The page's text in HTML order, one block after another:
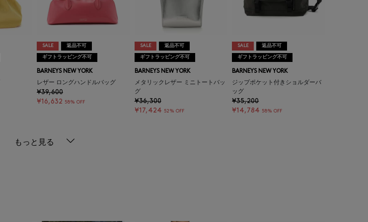
SALE 返品不可
ギフトラッピング不可
BARNEYS NEW YORK
レザー ロングハンドルバッグ
¥39,600
¥16,632 58% OFF
SALE 返品不可
ギフトラッピング不可
BARNEYS NEW YORK
メタリックレザー ミニトートバッ
グ
¥36,300
¥17,424 52% OFF
SALE 返品不可
ギフトラッピング不可
BARNEYS NEW YORK
ジップポケット付きショルダーバ
ッグ
¥35,200
¥14,784 58% OFF
もっと見る